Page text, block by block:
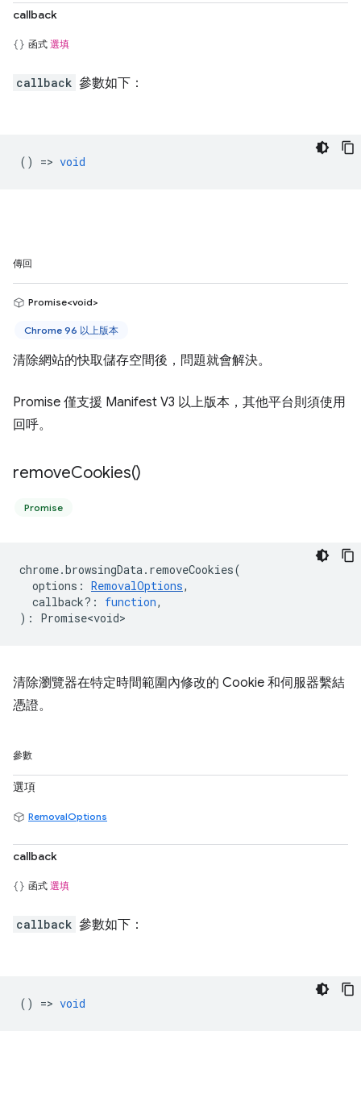
callback
函式 選填
callback 參數如下：
() => void
傳回
Promise<void>
Chrome 96 以上版本
清除網站的快取儲存空間後，問題就會解決。
Promise 僅支援 Manifest V3 以上版本，其他平台則須使用
回呼。
removeCookies()
Promise
chrome.browsingData. removeCookies(
options : RemovalOptions,
callback? : function,
) : Promise<void>
清除瀏覽器在特定時間範圍內修改的 Cookie 和伺服器繫結
憑證。
參數
選項
RemovalOptions
callback
函式 選填
callback 參數如下：
() => void